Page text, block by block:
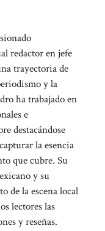
redactor en jefe
trayectoria de
y la
ha trabajado en
e
destacándose
la esencia
que cubre. Su
y su
de la escena local
lectores las
y reseñas.